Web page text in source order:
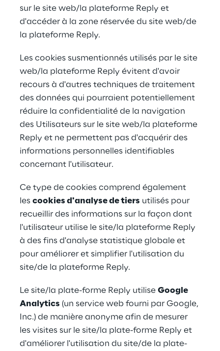
sur le site web/la plateforme Reply et
d'accéder à la zone réservée du site web/de
la plateforme Reply.
Les cookies susmentionnés utilisés par le site
web/la plateforme Reply évitent d'avoir
recours à d'autres techniques de traitement
des données qui pourraient potentiellement
réduire la confidentialité de la navigation
des Utilisateurs sur le site web/la plateforme
Reply et ne permettent pas d'acquérir des
informations personnelles identifiables
concernant l'utilisateur.
Ce type de cookies comprend également
les cookies d'analyse de tiers utilisés pour
recueillir des informations sur la façon dont
l'utilisateur utilise le site/la plateforme Reply
à des fins d'analyse statistique globale et
pour améliorer et simplifier l'utilisation du
site/de la plateforme Reply.
Le site/la plate-forme Reply utilise Google
Analytics (un service web fourni par Google,
Inc.) de manière anonyme afin de mesurer
les visites sur le site/la plate-forme Reply et
d'améliorer l'utilisation du site/de la plate-